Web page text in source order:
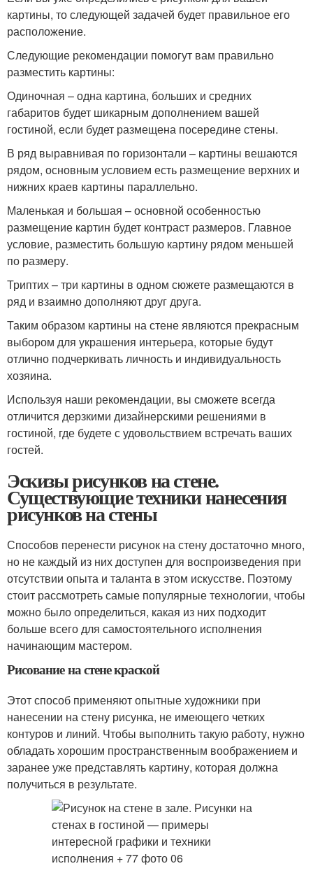
картины, то следующей задачей будет правильное его
расположение.
Следующие рекомендации помогут вам правильно
разместить картины:
Одиночная – одна картина, больших и средних
габаритов будет шикарным дополнением вашей
гостиной, если будет размещена посередине стены.
В ряд выравнивая по горизонтали – картины вешаются
рядом, основным условием есть размещение верхних и
нижних краев картины параллельно.
Маленькая и большая – основной особенностью
размещение картин будет контраст размеров. Главное
условие, разместить большую картину рядом меньшей
по размеру.
Триптих – три картины в одном сюжете размещаются в
ряд и взаимно дополняют друг друга.
Таким образом картины на стене являются прекрасным
выбором для украшения интерьера, которые будут
отлично подчеркивать личность и индивидуальность
хозяина.
Используя наши рекомендации, вы сможете всегда
отличится дерзкими дизайнерскими решениями в
гостиной, где будете с удовольствием встречать ваших
гостей.
Эскизы рисунков на стене.
Существующие техники нанесения
рисунков на стены
Способов перенести рисунок на стену достаточно много,
но не каждый из них доступен для воспроизведения при
отсутствии опыта и таланта в этом искусстве. Поэтому
стоит рассмотреть самые популярные технологии, чтобы
можно было определиться, какая из них подходит
больше всего для самостоятельного исполнения
начинающим мастером.
Рисование на стене краской
Этот способ применяют опытные художники при
нанесении на стену рисунка, не имеющего четких
контуров и линий. Чтобы выполнить такую работу, нужно
обладать хорошим пространственным воображением и
заранее уже представлять картину, которая должна
получиться в результате.